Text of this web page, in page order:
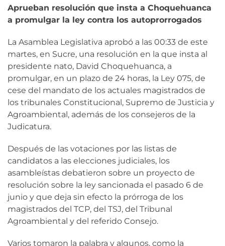
Aprueban resolución que insta a Choquehuanca
a promulgar la ley contra los autoprorrogados
La Asamblea Legislativa aprobó a las 00:33 de este
martes, en Sucre, una resolución en la que insta al
presidente nato, David Choquehuanca, a
promulgar, en un plazo de 24 horas, la Ley 075, de
cese del mandato de los actuales magistrados de
los tribunales Constitucional, Supremo de Justicia y
Agroambiental, además de los consejeros de la
Judicatura.
Después de las votaciones por las listas de
candidatos a las elecciones judiciales, los
asambleístas debatieron sobre un proyecto de
resolución sobre la ley sancionada el pasado 6 de
junio y que deja sin efecto la prórroga de los
magistrados del TCP, del TSJ, del Tribunal
Agroambiental y del referido Consejo.
Varios tomaron la palabra y algunos, como la